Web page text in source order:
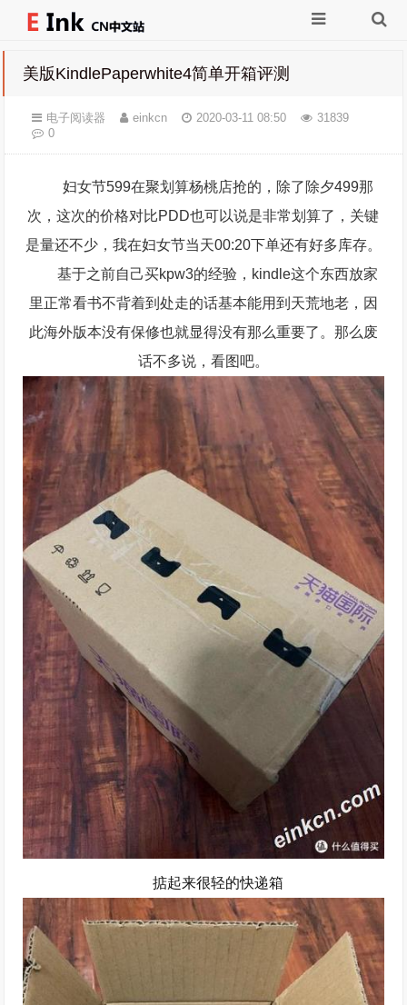
美版KindlePaperwhite4简单开箱评测
电子阅读器 einkcn 2020-03-11 08:50
31839
0
妇女节599在聚划算杨桃店抢的，除了除夕499那
次，这次的价格对比PDD也可以说是非常划算了，关键
是量还不少，我在妇女节当天00:20下单还有好多库存。
基于之前自己买kpw3的经验，kindle这个东西放家
里正常看书不背着到处走的话基本能用到天荒地老，因
此海外版本没有保修也就显得没有那么重要了。那么废
话不多说，看图吧。
掂起来很轻的快递箱